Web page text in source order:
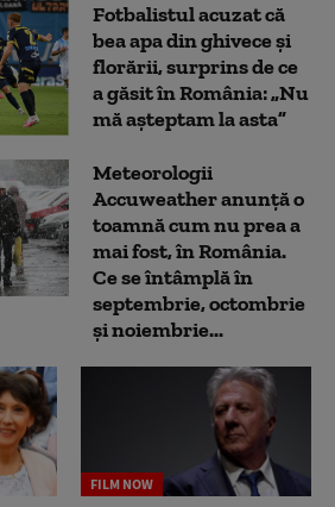
Fotbalistul acuzat că
bea apa din ghivece și
florării, surprins de ce
a găsit în România: „Nu
mă așteptam la asta”
Meteorologii
Accuweather anunță o
toamnă cum nu prea a
mai fost, în România.
Ce se întâmplă în
septembrie, octombrie
și noiembrie...
FILM NOW